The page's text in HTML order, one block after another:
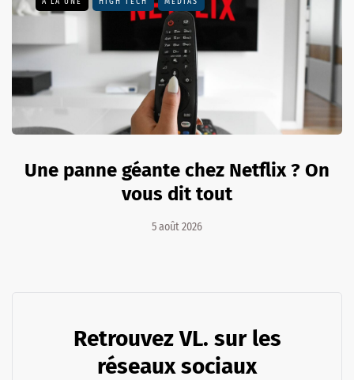
Une panne géante chez Netflix ? On
vous dit tout
5 août 2026
Retrouvez VL. sur les
réseaux sociaux